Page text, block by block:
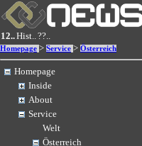
12..Hist..??..
Homepage > Service > Österreich
Homepage
Inside
About
Service
Welt
Österreich